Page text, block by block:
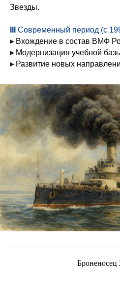
Звезды.
Современный период (с
▸ Вхождение в состав ВМФ
▸ Модернизация учебной
▸ Развитие новых
Броненосец